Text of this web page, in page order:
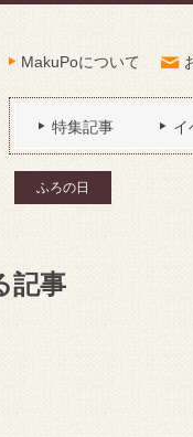
MakuPoについて
特集記事 イ
ふろの日
記事